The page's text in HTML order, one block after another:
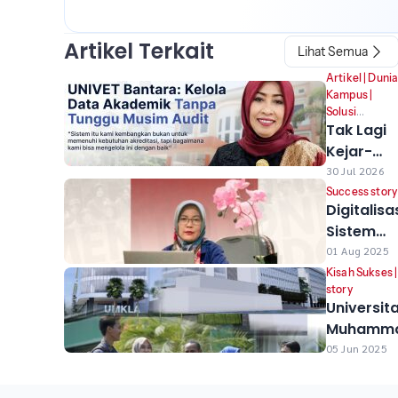
Artikel Terkait Lihat Semua
Artikel |Dunia
Kampus|
Solusi
SEVIMA|
Success story
Tak Lagi
Kejar-
kejaran
Data,
Univet
Bantara
Ubah
Cara
Kelola
Akademik
30 Jul 2026
Success story
Sistem
Jadi Kunci
Politeknik
Semen
Indonesia
untuk
Percepat
01 Aug 2025
Kisah Sukses
story
Klaten
05 Jun 2025